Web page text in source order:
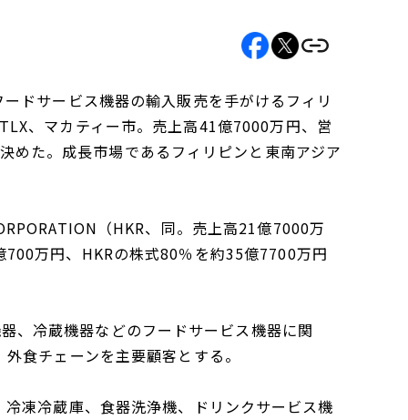
ドサービス機器の輸入販売を手がけるフィリ
、マカティー市。売上高41億7000万円、営
た。成長市場であるフィリピンと東南アジア
（HKR、同。売上高21億7000万
万円、HKRの株式80％を約35億7700万円
、冷蔵機器などのフードサービス機器に関
食チェーンを主要顧客とする。
凍冷蔵庫、食器洗浄機、ドリンクサービス機